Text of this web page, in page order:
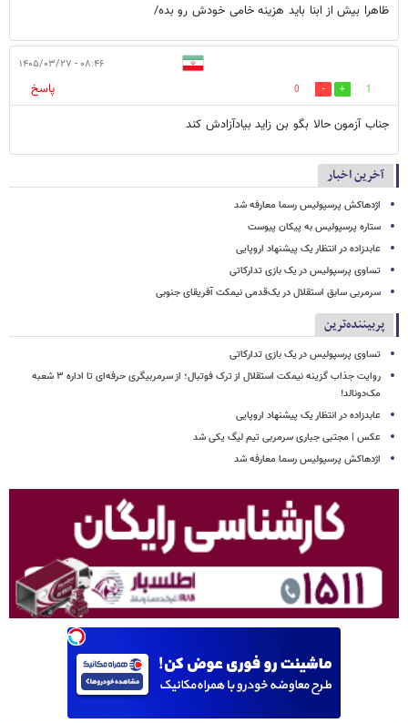
ظاهرا بیش از ابنا باید هزینه خامی خودش رو بده/
۰۸:۴۶ - ۱۴۰۵/۰۳/۲۷
1
0
پاسخ
جناب آزمون حالا بگو بن زاید بیادآزادش کند
آخرین اخبار
اژدهاکش پرسپولیس رسما معارفه شد
ستاره پرسپولیس به پیکان پیوست
عابدزاده در انتظار یک پیشنهاد اروپایی
تساوی پرسپولیس در یک بازی تدارکاتی
سرمربی سابق استقلال در یک‌قدمی نیمکت آفریقای جنوبی
پربیننده‌ترین
تساوی پرسپولیس در یک بازی تدارکاتی
روایت جذاب گزینه نیمکت استقلال از ترک فوتبال؛ از سرمربیگری حرفه‌ای تا اداره ۳ شعبه
مک‌دونالد!
عابدزاده در انتظار یک پیشنهاد اروپایی
عکس | مجتبی جباری سرمربی تیم لیگ یکی شد
اژدهاکش پرسپولیس رسما معارفه شد